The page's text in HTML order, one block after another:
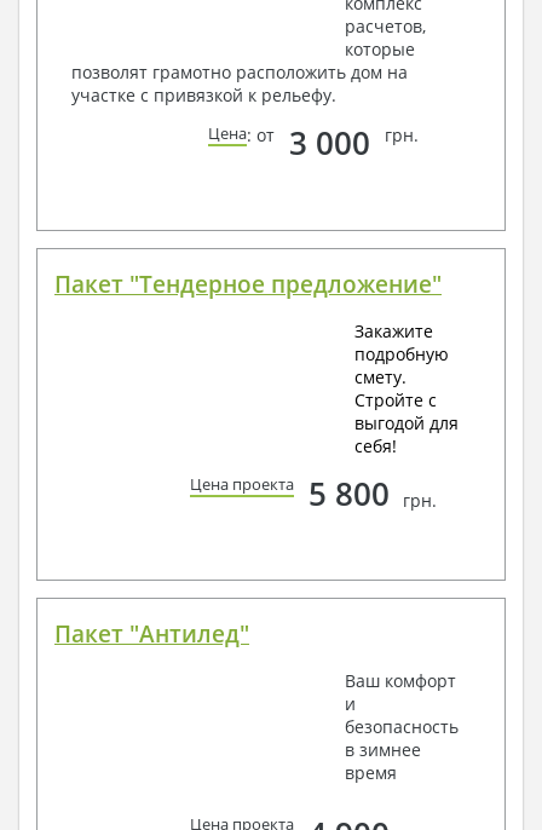
расчетов,
которые
позволят грамотно расположить дом на
участке с привязкой к рельефу.
Цена: от 3 000 грн.
Пакет "Тендерное предложение"
Закажите
подробную
смету.
Стройте с
выгодой для
себя!
Цена проекта 5 800 грн.
Пакет "Антилед"
Ваш комфорт
и
безопасность
в зимнее
время
Цена проекта